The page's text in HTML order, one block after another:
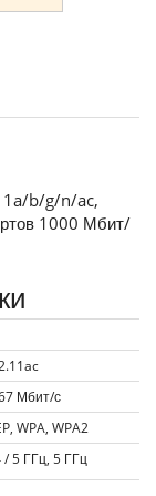
b/g/n/ac,
1000 Мбит/
Мбит/с
WPA, WPA2
/ 5 ГГц, 5 ГГц